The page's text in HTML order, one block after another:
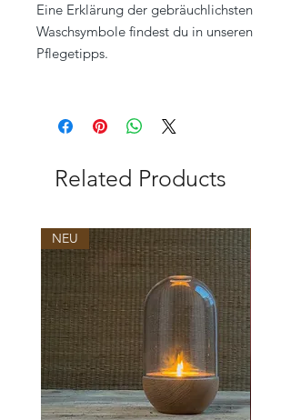
Eine Erklärung der gebräuchlichsten
Waschsymbole findest du in unseren
Pflegetipps.
Related Products
NEU